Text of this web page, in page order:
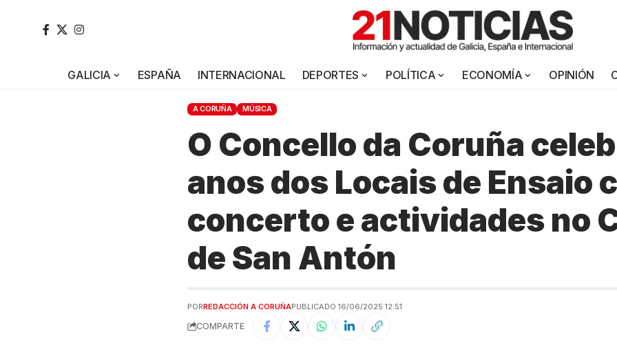
GALICIA ESPAÑA INTERNACIONAL DEPORTES POLÍTICA ECONOMÍA OPINIÓN
A CORUÑA MÚSICA
O Concello da Coruña
anos dos Locais de Ensaio
concerto e actividades no
de San Antón
PORREDACCIÓN A CORUÑAPUBLICADO 16/06/2025 12:51
COMPARTE